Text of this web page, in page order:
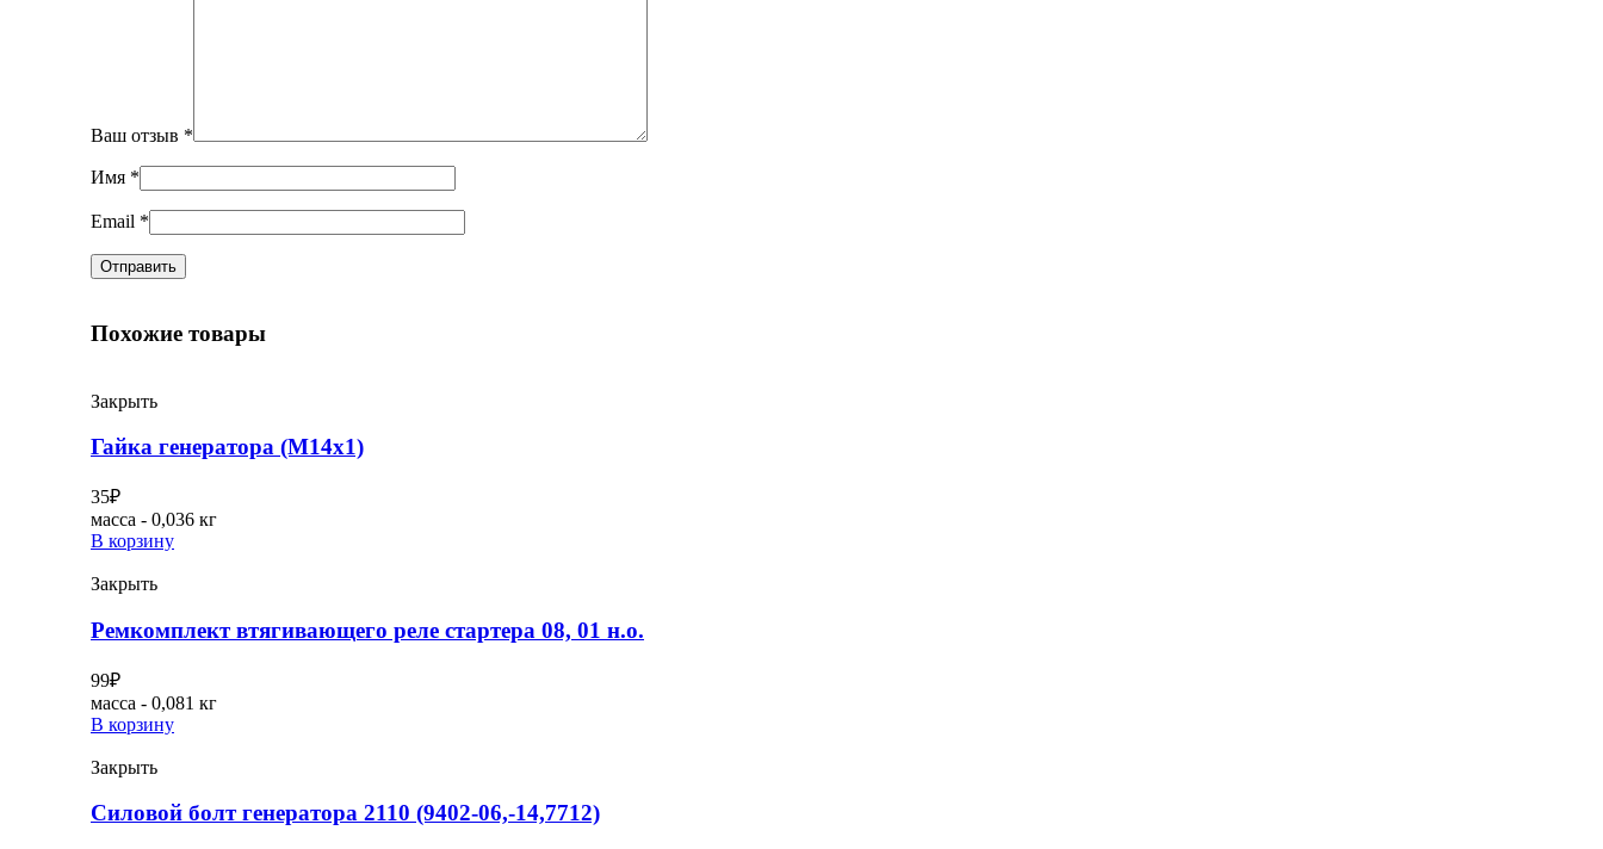
Ваш отзыв *
Имя *
Email *
Похожие товары
Закрыть
Гайка генератора (М14х1)
35₽
масса - 0,036 кг
В корзину
Закрыть
Ремкомплект втягивающего реле стартера 08, 01 н.о.
99₽
масса - 0,081 кг
В корзину
Закрыть
Силовой болт генератора 2110 (9402-06,-14,7712)